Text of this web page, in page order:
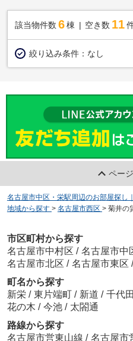
該当物件数 6棟 空き数 11
絞り込み条件： なし
ペー
名古屋市中区・栄駅周辺のお部屋探し
地域から探す > 名古屋市西区 > 菊井の
市区町村から探す
名古屋市中村区 / 名古屋市中
名古屋市北区 / 名古屋市東区 /
町名から探す
新栄 / 東片端町 / 新道 / 千代田
花の木 / 今池 / 太閤通
路線から探す
名古屋市営東山線 / 名古屋市